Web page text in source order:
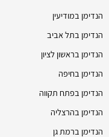
הנדימן במודיעין
הנדימן בתל אביב
הנדימן בראשון לציון
הנדימן בחיפה
הנדימן בפתח תקווה
הנדימן בהרצליה
הנדימן ברמת גן